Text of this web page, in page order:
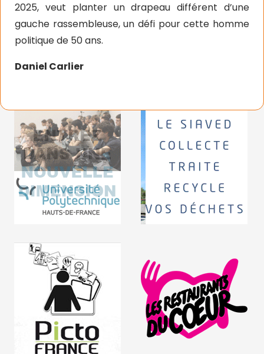
2025, veut planter un drapeau différent d’une
gauche rassembleuse, un défi pour cette homme
politique de 50 ans.
Daniel Carlier